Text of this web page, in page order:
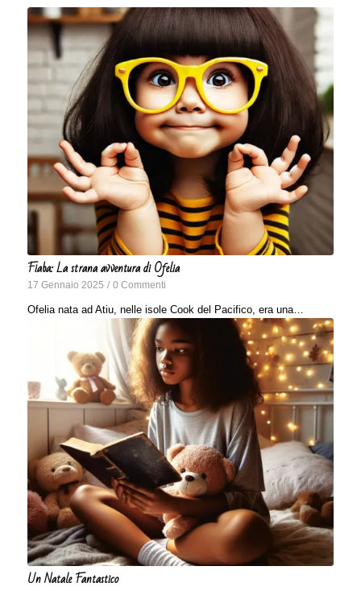
Fiaba: La strana avventura di Ofelia
17 Gennaio 2025 / 0 Commenti
Ofelia nata ad Atiu, nelle isole Cook del Pacifico, era una…
Un Natale Fantastico